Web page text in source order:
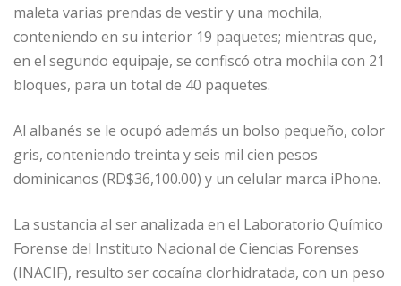
maleta varias prendas de vestir y una mochila,
conteniendo en su interior 19 paquetes; mientras que,
en el segundo equipaje, se confiscó otra mochila con 21
bloques, para un total de 40 paquetes.
Al albanés se le ocupó además un bolso pequeño, color
gris, conteniendo treinta y seis mil cien pesos
dominicanos (RD$36,100.00) y un celular marca iPhone.
La sustancia al ser analizada en el Laboratorio Químico
Forense del Instituto Nacional de Ciencias Forenses
(INACIF), resulto ser cocaína clorhidratada, con un peso